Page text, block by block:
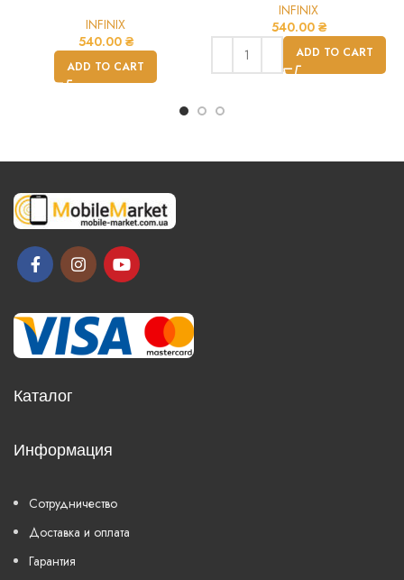
INFINIX
540.00 ₴
ADD TO CART
INFINIX
540.00 ₴
ADD TO CART
Каталог
Информация
Сотрудничество
Доставка и оплата
Гарантия